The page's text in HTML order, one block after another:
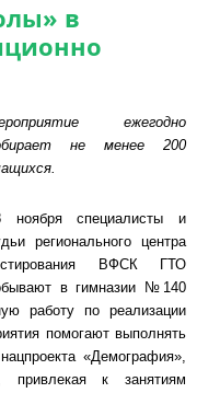
в
ежегодно
не менее 200
ноября специалисты и
регионального центра
ВФСК ГТО
в гимназии №140
работу по реализации
помогают выполнять
«Демография»,
привлекая к занятиям